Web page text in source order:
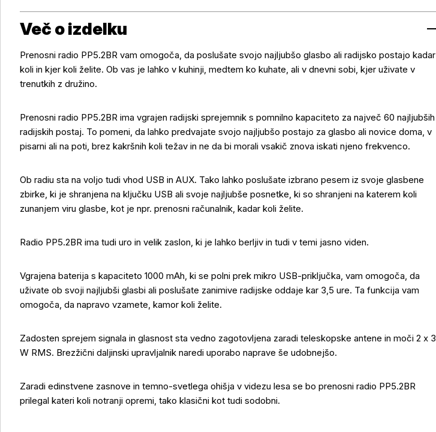
Več o izdelku
Več o izdelku
Prenosni radio PP5.2BR vam omogoča, da poslušate svojo najljubšo glasbo ali radijsko postajo kadar
koli in kjer koli želite. Ob vas je lahko v kuhinji, medtem ko kuhate, ali v dnevni sobi, kjer uživate v
trenutkih z družino.
Prenosni radio PP5.2BR ima vgrajen radijski sprejemnik s pomnilno kapaciteto za največ 60 najljubših
radijskih postaj. To pomeni, da lahko predvajate svojo najljubšo postajo za glasbo ali novice doma, v
pisarni ali na poti, brez kakršnih koli težav in ne da bi morali vsakič znova iskati njeno frekvenco.
Ob radiu sta na voljo tudi vhod USB in AUX. Tako lahko poslušate izbrano pesem iz svoje glasbene
zbirke, ki je shranjena na ključku USB ali svoje najljubše posnetke, ki so shranjeni na katerem koli
zunanjem viru glasbe, kot je npr. prenosni računalnik, kadar koli želite.
Radio PP5.2BR ima tudi uro in velik zaslon, ki je lahko berljiv in tudi v temi jasno viden.
Vgrajena baterija s kapaciteto 1000 mAh, ki se polni prek mikro USB-priključka, vam omogoča, da
uživate ob svoji najljubši glasbi ali poslušate zanimive radijske oddaje kar 3,5 ure. Ta funkcija vam
omogoča, da napravo vzamete, kamor koli želite.
Zadosten sprejem signala in glasnost sta vedno zagotovljena zaradi teleskopske antene in moči 2 x 3
W RMS. Brezžični daljinski upravljalnik naredi uporabo naprave še udobnejšo.
Zaradi edinstvene zasnove in temno-svetlega ohišja v videzu lesa se bo prenosni radio PP5.2BR
prilegal kateri koli notranji opremi, tako klasični kot tudi sodobni.